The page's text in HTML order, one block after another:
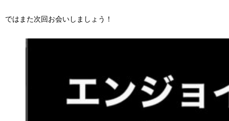
ではまた次回お会いしましょう！